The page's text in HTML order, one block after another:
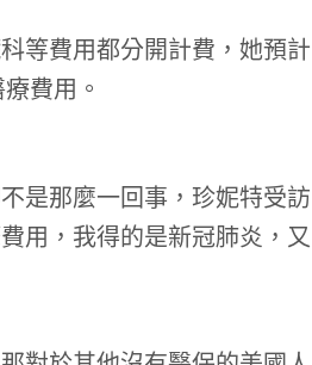
等費用都分開計費，她預計
費用。
是那麼一回事，珍妮特受訪
用，我得的是新冠肺炎，又